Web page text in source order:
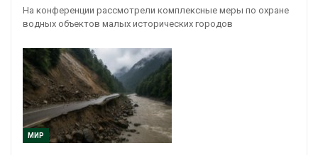
На конференции рассмотрели комплексные меры по охране
водных объектов малых исторических городов
МИР